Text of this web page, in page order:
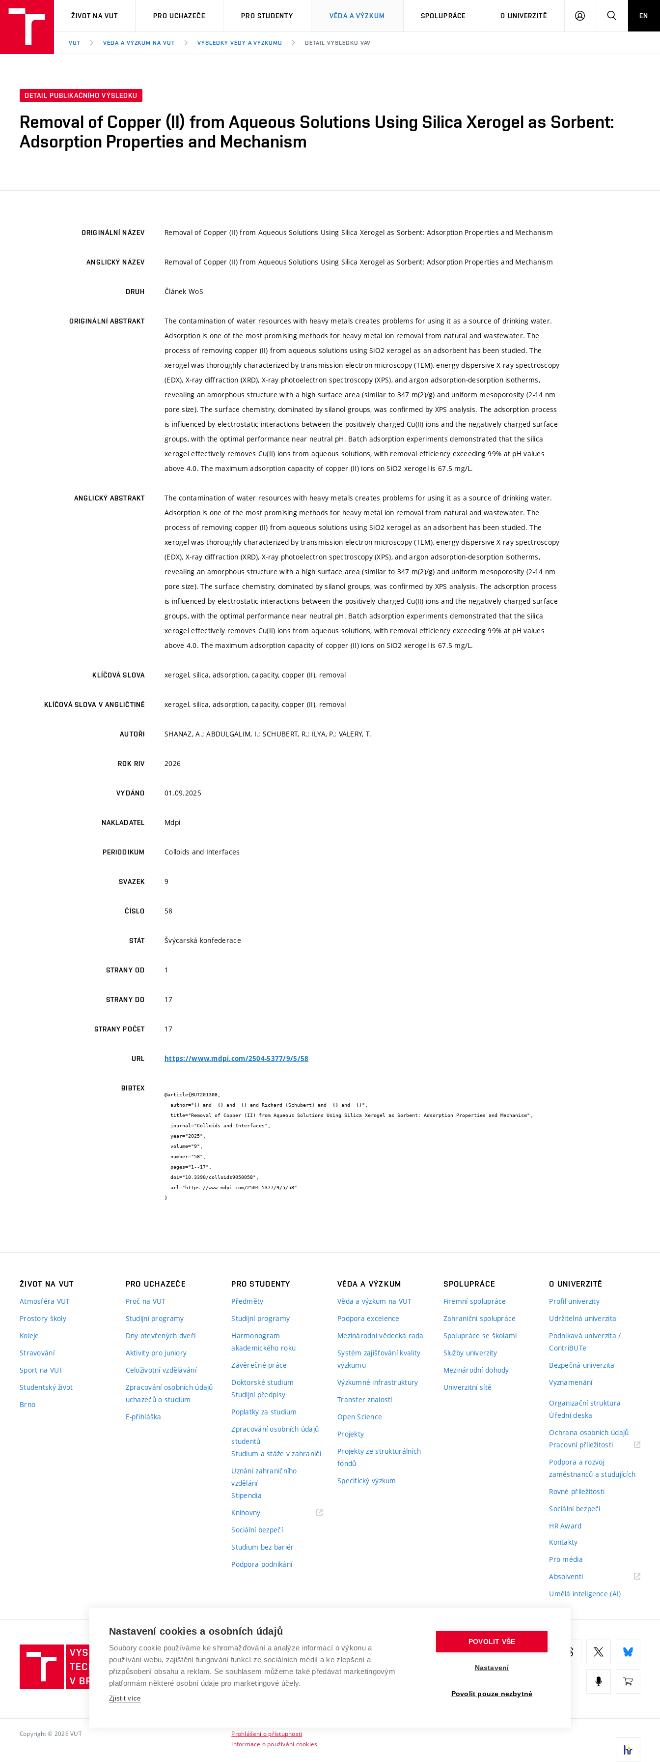
VUT
ŽIVOT NA VUT PRO UCHAZEČE PRO STUDENTY VĚDA A VÝZKUM SPOLUPRÁCE O UNIVERZITĚ
PŘIHLÁSIT HLEDATEN
VUT VĚDA A VÝZKUM NA VUT VÝSLEDKY VĚDY A VÝZKUMU DETAIL VÝSLEDKU VAV
DETAIL PUBLIKAČNÍHO VÝSLEDKU
Removal of Copper (II) from Aqueous Solutions Using Silica Xerogel as Sorbent:
Adsorption Properties and Mechanism
ORIGINÁLNÍ NÁZEV Removal of Copper (II) from Aqueous Solutions Using Silica Xerogel as Sorbent: Adsorption Properties and Mechanism
ANGLICKÝ NÁZEV Removal of Copper (II) from Aqueous Solutions Using Silica Xerogel as Sorbent: Adsorption Properties and Mechanism
DRUH Článek WoS
ORIGINÁLNÍ ABSTRAKT
The contamination of water resources with heavy metals creates problems for using it as a source of drinking water.
Adsorption is one of the most promising methods for heavy metal ion removal from natural and wastewater. The
process of removing copper (II) from aqueous solutions using SiO2 xerogel as an adsorbent has been studied. The
xerogel was thoroughly characterized by transmission electron microscopy (TEM), energy-dispersive X-ray spectroscopy
(EDX), X-ray diffraction (XRD), X-ray photoelectron spectroscopy (XPS), and argon adsorption-desorption isotherms,
revealing an amorphous structure with a high surface area (similar to 347 m(2)/g) and uniform mesoporosity (2-14 nm
pore size). The surface chemistry, dominated by silanol groups, was confirmed by XPS analysis. The adsorption process
is influenced by electrostatic interactions between the positively charged Cu(II) ions and the negatively charged surface
groups, with the optimal performance near neutral pH. Batch adsorption experiments demonstrated that the silica
xerogel effectively removes Cu(II) ions from aqueous solutions, with removal efficiency exceeding 99% at pH values
above 4.0. The maximum adsorption capacity of copper (II) ions on SiO2 xerogel is 67.5 mg/L.
ANGLICKÝ ABSTRAKT
The contamination of water resources with heavy metals creates problems for using it as a source of drinking water.
Adsorption is one of the most promising methods for heavy metal ion removal from natural and wastewater. The
process of removing copper (II) from aqueous solutions using SiO2 xerogel as an adsorbent has been studied. The
xerogel was thoroughly characterized by transmission electron microscopy (TEM), energy-dispersive X-ray spectroscopy
(EDX), X-ray diffraction (XRD), X-ray photoelectron spectroscopy (XPS), and argon adsorption-desorption isotherms,
revealing an amorphous structure with a high surface area (similar to 347 m(2)/g) and uniform mesoporosity (2-14 nm
pore size). The surface chemistry, dominated by silanol groups, was confirmed by XPS analysis. The adsorption process
is influenced by electrostatic interactions between the positively charged Cu(II) ions and the negatively charged surface
groups, with the optimal performance near neutral pH. Batch adsorption experiments demonstrated that the silica
xerogel effectively removes Cu(II) ions from aqueous solutions, with removal efficiency exceeding 99% at pH values
above 4.0. The maximum adsorption capacity of copper (II) ions on SiO2 xerogel is 67.5 mg/L.
KLÍČOVÁ SLOVA xerogel, silica, adsorption, capacity, copper (II), removal
KLÍČOVÁ SLOVA V ANGLIČTINĚ xerogel, silica, adsorption, capacity, copper (II), removal
AUTOŘI SHANAZ, A.; ABDULGALIM, I.; SCHUBERT, R.; ILYA, P.; VALERY, T.
ROK RIV 2026
VYDÁNO 01.09.2025
NAKLADATEL Mdpi
PERIODIKUM Colloids and Interfaces
SVAZEK 9
ČÍSLO 58
STÁT Švýcarská konfederace
STRANY OD 1
STRANY DO 17
STRANY POČET 17
URL https://www.mdpi.com/2504-5377/9/5/58
BIBTEX
@article{BUT201308,
}
ŽIVOT NA VUT
Atmosféra VUT
Prostory školy
Koleje
Stravování
Sport na VUT
Studentský život
Brno
PRO UCHAZEČE
Proč na VUT
Studijní programy
Dny otevřených dveří
Aktivity pro juniory
Celoživotní vzdělávání
Zpracování osobních údajů
uchazečů o studium
E-přihláška
PRO STUDENTY
Předměty
Studijní programy
Harmonogram
akademického roku
Závěrečné práce
Doktorské studium
Studijní předpisy
Poplatky za studium
Zpracování osobních údajů
studentů
Studium a stáže v zahraničí
Uznání zahraničního
vzdělání
Stipendia
Knihovny(externí
Sociální bezpečí
Studium bez bariér
Podpora podnikání
VĚDA A VÝZKUM
Věda a výzkum na VUT
Podpora excelence
Mezinárodní vědecká rada
Systém zajišťování kvality
výzkumu
Výzkumné infrastruktury
Transfer znalostí
Open Science
Projekty
Projekty ze strukturálních
fondů
Specifický výzkum
SPOLUPRÁCE
Firemní spolupráce
Zahraniční spolupráce
Spolupráce se školami
Služby univerzity
Mezinárodní dohody
Univerzitní sítě
O UNIVERZITĚ
Profil univerzity
Udržitelná univerzita
Podnikavá univerzita /
ContriBUTe
Bezpečná univerzita
Vyznamenání
Organizační struktura
Úřední deska
Ochrana osobních údajů
Pracovní příležitosti(externí
Podpora a rozvoj
zaměstnanců a studujících
Rovné příležitosti
Sociální bezpečí
HR Award
Kontakty
Pro média
Absolventi(externí
Umělá inteligence (AI)
Vysoké
učení
technické
v
VYSOKÉ UČENÍ TECHNICKÉ V BRNĚ
Antonínská 548/1
602 00 Brno
www.vut.cz
Copyright © 2026 VUT
Prohlášení o přístupnosti
Informace o používání cookies
Nastavení cookies a osobních údajů
Soubory cookie používáme ke shromažďování a analýze informací o výkonu a
používání webu, zajištění fungování funkcí ze sociálních médií a ke zlepšení a
přizpůsobení obsahu a reklam. Se souhlasem můžeme také předávat marketingovým
platformám některé osobní údaje pro marketingové účely.
Zjistit více
POVOLIT VŠE
Nastavení
Povolit pouze nezbytné